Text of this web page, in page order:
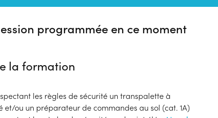
programmée en ce moment
la formation
les règles de sécurité un transpalette à
et/ou un préparateur de commandes au sol (cat. 1A)